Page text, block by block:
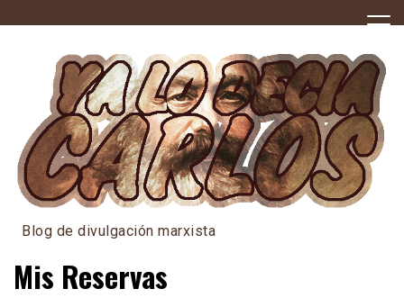
to
Blog de divulgación marxista
Mis Reservas